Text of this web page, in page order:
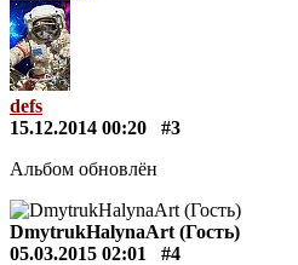
defs
15.12.2014 00:20
#3
Альбом обновлён
DmytrukHalynaArt (Гость)
05.03.2015 02:01
#4